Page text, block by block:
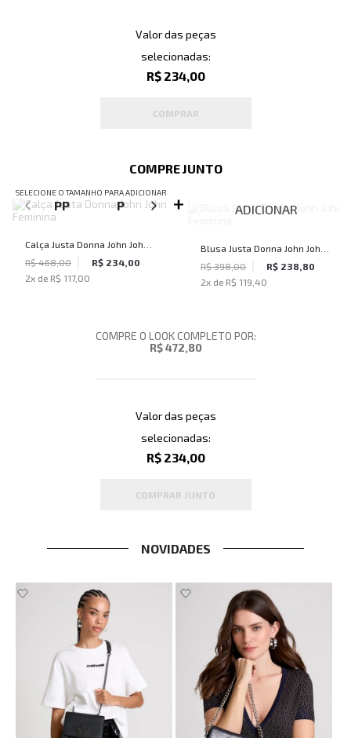
Valor das peças
selecionadas:
R$ 234,00
COMPRAR
COMPRE JUNTO
SELECIONE O TAMANHO PARA ADICIONAR
PP P M G
Calça Justa Donna John John
Feminina
R$ 468,00
R$ 234,00
2x de R$ 117,00
ADICIONAR
Blusa Justa Donna John John
Feminina
R$ 398,00
R$ 238,80
2x de R$ 119,40
COMPRE O LOOK COMPLETO POR:
R$ 472,80
Valor das peças
selecionadas:
R$ 234,00
COMPRAR JUNTO
NOVIDADES